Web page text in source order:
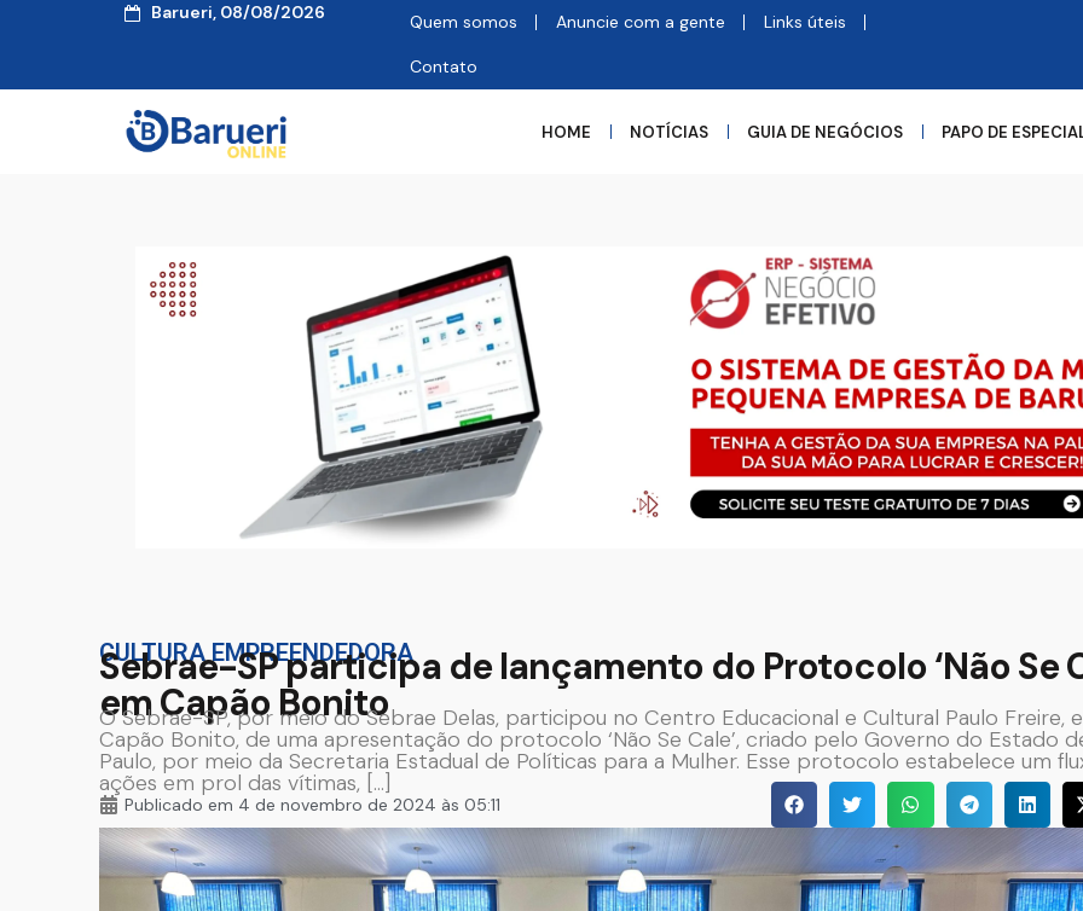
Barueri, 08/08/2026 Quem somos Anuncie com a gente Links úteis
Contato
HOME NOTÍCIAS GUIA DE NEGÓCIOS PAPO DE
CULTURA EMPREENDEDORA
Sebrae-SP participa de lançamento do Protocolo ‘Não Se
em Capão Bonito
O Sebrae-SP, por meio do Sebrae Delas, participou no Centro Educacional e Cultural Paulo Freire,
Capão Bonito, de uma apresentação do protocolo ‘Não Se Cale’, criado pelo Governo do Estado
Paulo, por meio da Secretaria Estadual de Políticas para a Mulher. Esse protocolo estabelece um
ações em prol das vítimas, […]
Publicado em 4 de novembro de 2024 às 05:11